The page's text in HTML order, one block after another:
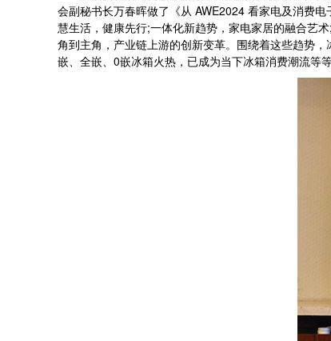
会副秘书长万春晖做了《从 AWE2024 看家电及消费
慧生活，健康先行;一体化新趋势，家电家居的融合艺
角到主角，产业链上游的创新变革。围绕着这些趋势
嵌、全嵌、0嵌冰箱火热，已成为当下冰箱消费潮流等等